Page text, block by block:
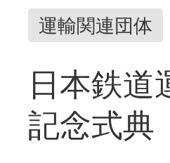
運輸関連団体
日本鉄
記念式典